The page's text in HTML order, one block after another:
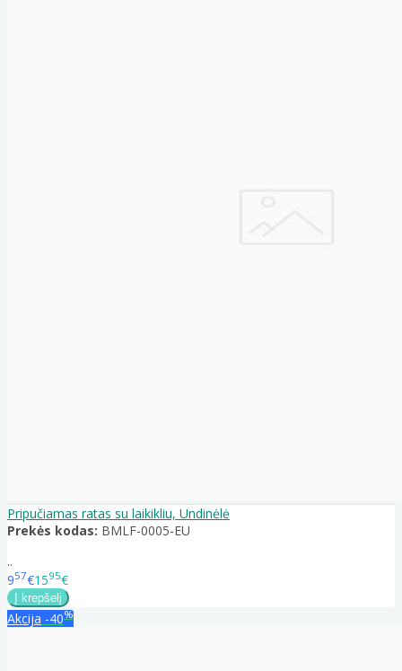
Pripučiamas ratas su laikikliu, Undinėlė
Prekės kodas: BMLF-0005-EU
..
957€1595€
Akcija -40%